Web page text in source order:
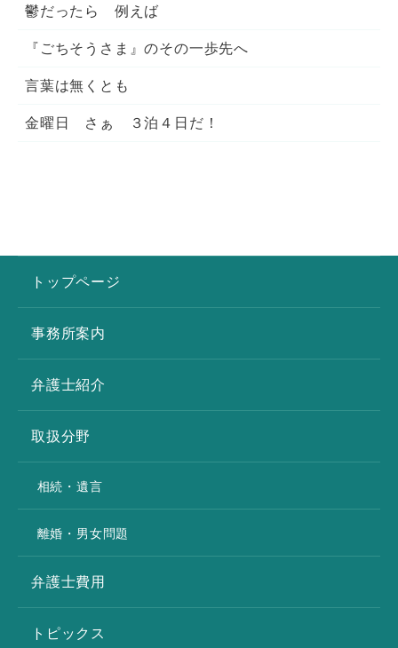
鬱だったら 例えば
『ごちそうさま』のその一歩先へ
言葉は無くとも
金曜日 さぁ ３泊４日だ！
トップページ
事務所案内
弁護士紹介
取扱分野
相続・遺言
離婚・男女問題
弁護士費用
トピックス